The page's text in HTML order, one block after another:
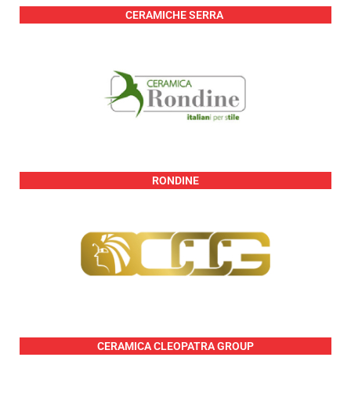
CERAMICHE SERRA
RONDINE
CERAMICA CLEOPATRA GROUP